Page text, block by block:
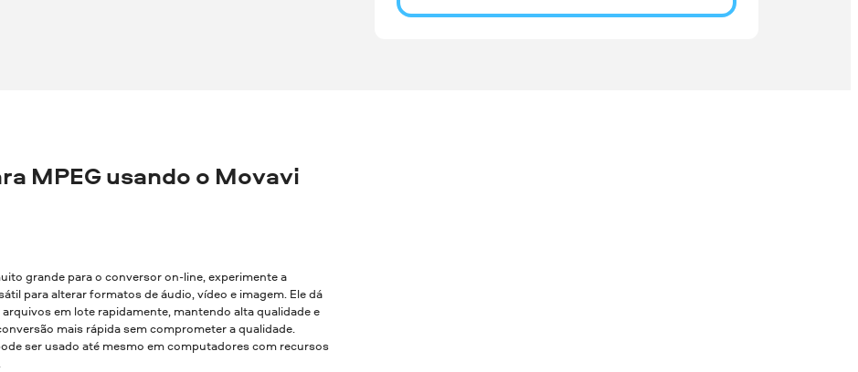
MPEG usando o Movavi
grande para o conversor on-line, experimente a
para alterar formatos de áudio, vídeo e imagem. Ele dá
em lote rapidamente, mantendo alta qualidade e
mais rápida sem comprometer a qualidade.
ser usado até mesmo em computadores com recursos